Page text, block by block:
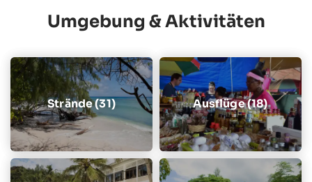
Umgebung & Aktivitäten
Strände (31) Ausflüge (18)